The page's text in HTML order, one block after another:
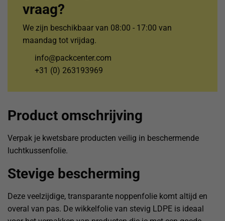
vraag?
We zijn beschikbaar van 08:00 - 17:00 van
maandag tot vrijdag.
info@packcenter.com
+31 (0) 263193969
Product omschrijving
Verpak je kwetsbare producten veilig in beschermende
luchtkussenfolie.
Stevige bescherming
Deze veelzijdige, transparante noppenfolie komt altijd en
overal van pas. De wikkelfolie van stevig LDPE is ideaal